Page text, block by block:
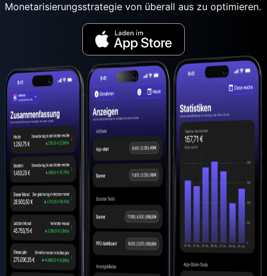
Monetarisierungsstrategie von überall aus zu optimieren.